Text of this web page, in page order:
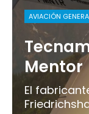
AVIACIÓN
Mentor
El